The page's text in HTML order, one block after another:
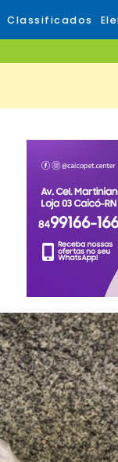
Classificados